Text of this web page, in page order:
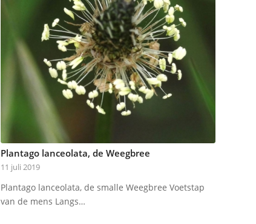
Plantago lanceolata, de Weegbree
11 juli 2019
Plantago lanceolata, de smalle Weegbree Voetstap
van de mens Langs…